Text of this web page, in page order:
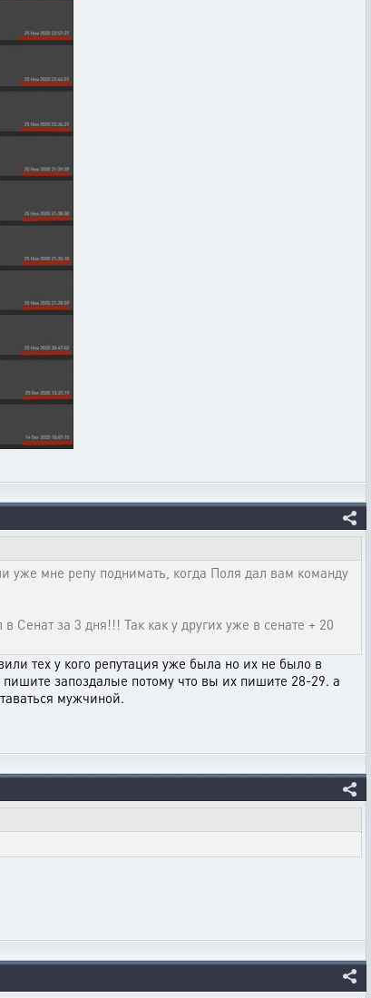
уже мне репу поднимать, когда Поля дал вам команду
за 3 дня!!! Так как у других уже в сенате + 20
тех у кого репутация уже была но их не было в
пишите запоздалые потому что вы их пишите 28-29. а
мужчиной.